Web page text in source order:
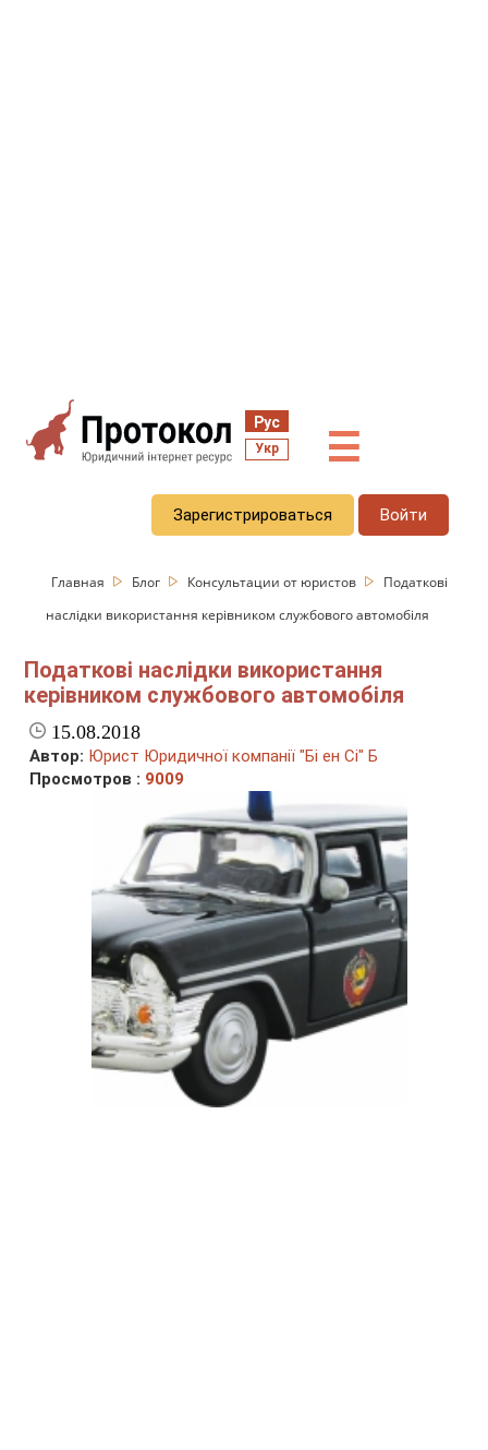
Рус
Укр ☰
Зарегистрироваться Войти
Главная Блог Консультации от юристов
Податкові
наслідки використання керівником службового автомобіля
Податкові наслідки використання
керівником службового автомобіля
15.08.2018
Автор: Юрист Юридичної компанії "Бі ен Сі" Б
Просмотров : 9009